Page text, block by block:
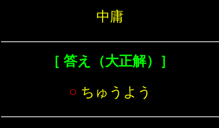
中庸
［ 答え（大正解）］
○ ちゅうよう